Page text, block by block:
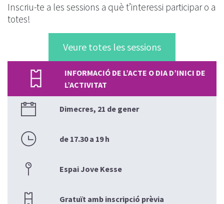
Inscriu-te a les sessions a què t’interessi participar o a
totes!
Veure totes les sessions
INFORMACIÓ DE L’ACTE O DIA D’INICI DE
L’ACTIVITAT
Dimecres, 21 de gener
de 17.30 a 19 h
Espai Jove Kesse
Gratuït amb inscripció prèvia